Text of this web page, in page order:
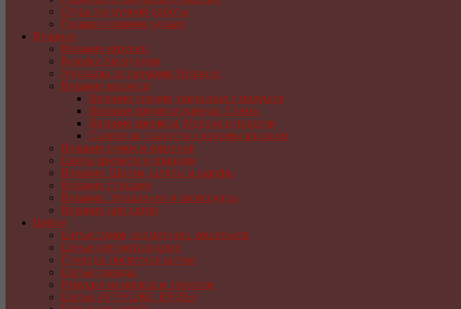
Открытки ручной работы
Подарки своими руками
Вязание
Вязание игрушек
Куколки Амигуруми
Журналы со схемами. Вязание
Вязание крючком
Вязание пледов, покрывал и подушек
Вязаная крючком одежда. Схемы
Вязание крючком. Мелочи и поделки
Салфетки, скатерти и коврики крючком
Вязание сумок и корзинок
Цветы крючком и спицами
Вязание. Шапки, шляпы и шарфы
Вязание спицами
Вязание. Украшения и аксессуары
Вязание для детей
Шитье
Шитье сумок, косметичек, кошельков
Шитье для уюта в доме
Пэчворк, лоскутное шитье
Шитье одежды
Игрушки из носков и перчаток
Шитье. ИГРУШКИ, КУКЛЫ